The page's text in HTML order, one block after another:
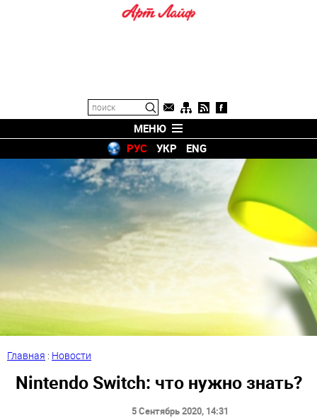
МЕНЮ
РУС
УКР ENG
Главная : Новости
Nintendo Switch: что нужно знать?
5 Сентябрь 2020, 14:31